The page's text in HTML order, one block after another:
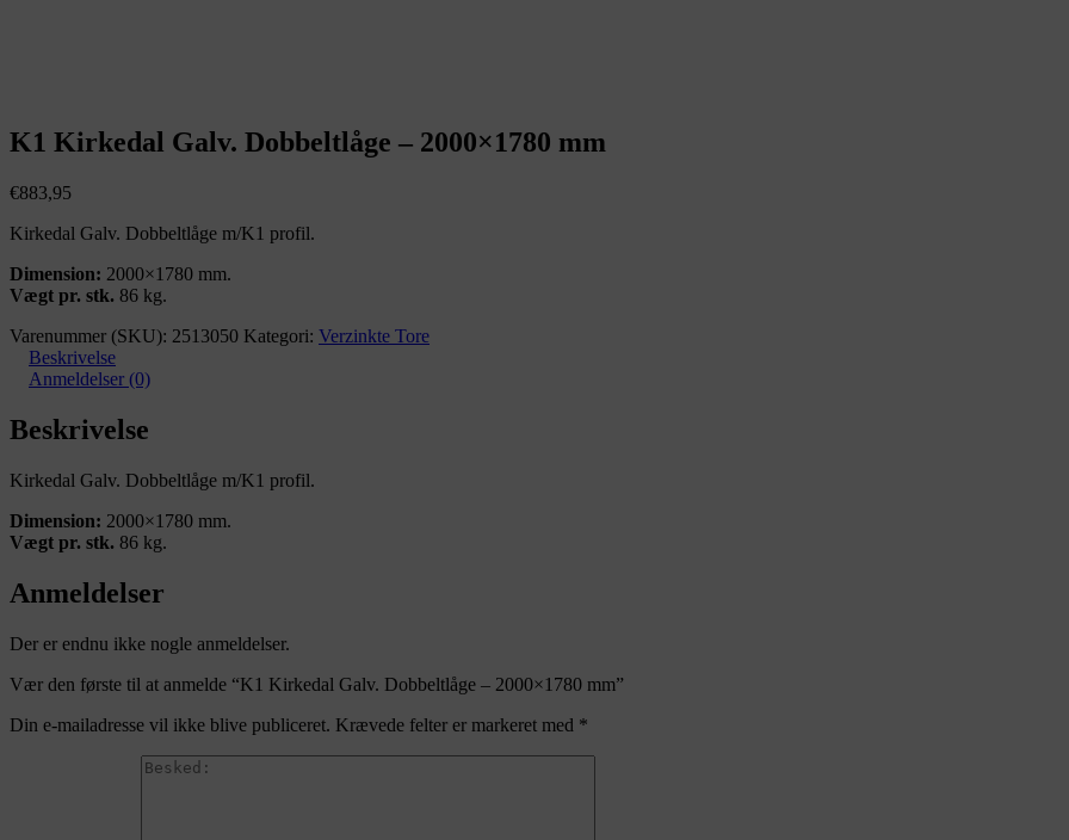
K1 Kirkedal Galv. Dobbeltlåge – 2000×1780 mm
€883,95
Kirkedal Galv. Dobbeltlåge m/K1 profil.
Dimension: 2000×1780 mm.
Vægt pr. stk. 86 kg.
Varenummer (SKU): 2513050 Kategori: Verzinkte Tore
Beskrivelse
Anmeldelser (0)
Beskrivelse
Kirkedal Galv. Dobbeltlåge m/K1 profil.
Dimension: 2000×1780 mm.
Vægt pr. stk. 86 kg.
Anmeldelser
Der er endnu ikke nogle anmeldelser.
Vær den første til at anmelde “K1 Kirkedal Galv. Dobbeltlåge – 2000×1780 mm”
Din e-mailadresse vil ikke blive publiceret. Krævede felter er markeret med *